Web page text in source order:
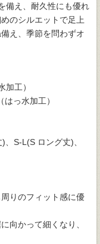
備え、耐久性にも優れ
のシルエットで足上
え、季節を問わずオ
加工）
っ水加工）
、S-L(S ロング丈)、
りのフィット感に優
向かって細くなり、